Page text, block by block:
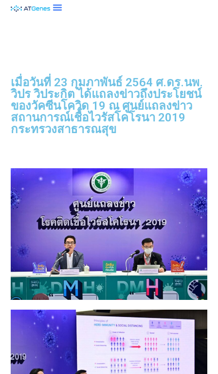
เมื่อวันที่ 23 กุมภาพันธ์ 2564 ศ.ดร.นพ.
วิปร วิประกิต ได้แถลงข่าวถึงประโยชน์
ของวัคซีนโควิด 19 ณ ศูนย์แถลงข่าว
สถานการณ์เชื้อไวรัสโคโรนา 2019
กระทรวงสาธารณสุข